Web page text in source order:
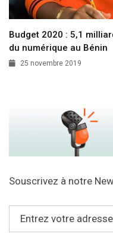
Budget 2020 : 5,1
du numérique au Bénin
25 novembre 2019
Souscrivez à notre